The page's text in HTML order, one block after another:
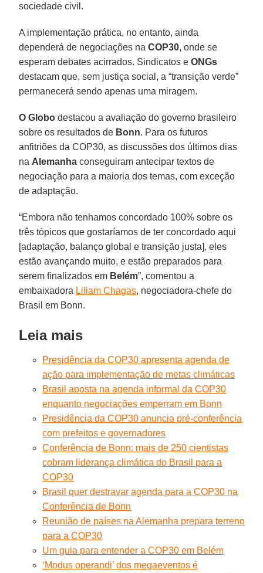
sociedade civil.
A implementação prática, no entanto, ainda
dependerá de negociações naCOP30, onde se
esperam debates acirrados. Sindicatos eONGs
destacam que, sem justiça social, a “transição verde”
permanecerá sendo apenas uma miragem.
O Globo destacou a avaliação do governo brasileiro
sobre os resultados de Bonn. Para os futuros
anfitriões da COP30, as discussões dos últimos dias
na Alemanha conseguiram antecipar textos de
negociação para a maioria dos temas, com exceção
de adaptação.
“Embora não tenhamos concordado 100% sobre os
três tópicos que gostaríamos de ter concordado aqui
[adaptação, balanço global e transição justa], eles
estão avançando muito, e estão preparados para
serem finalizados em Belém”, comentou a
embaixadora Liliam Chagas, negociadora-chefe do
Brasil em Bonn.
Leia mais
Presidência da COP30 apresenta agenda de
ação para implementação de metas climáticas
Brasil aposta na agenda informal da COP30
enquanto negociações emperram em Bonn
Presidência da COP30 anuncia pré-conferência
com prefeitos e governadores
Conferência de Bonn: mais de 250 cientistas
cobram liderança climática do Brasil para a
COP30
Brasil quer destravar agenda para a COP30 na
Conferência de Bonn
Reunião de países na Alemanha prepara terreno
para a COP30
Um guia para entender a COP30 em Belém
‘Modus operandi’ dos megaeventos é